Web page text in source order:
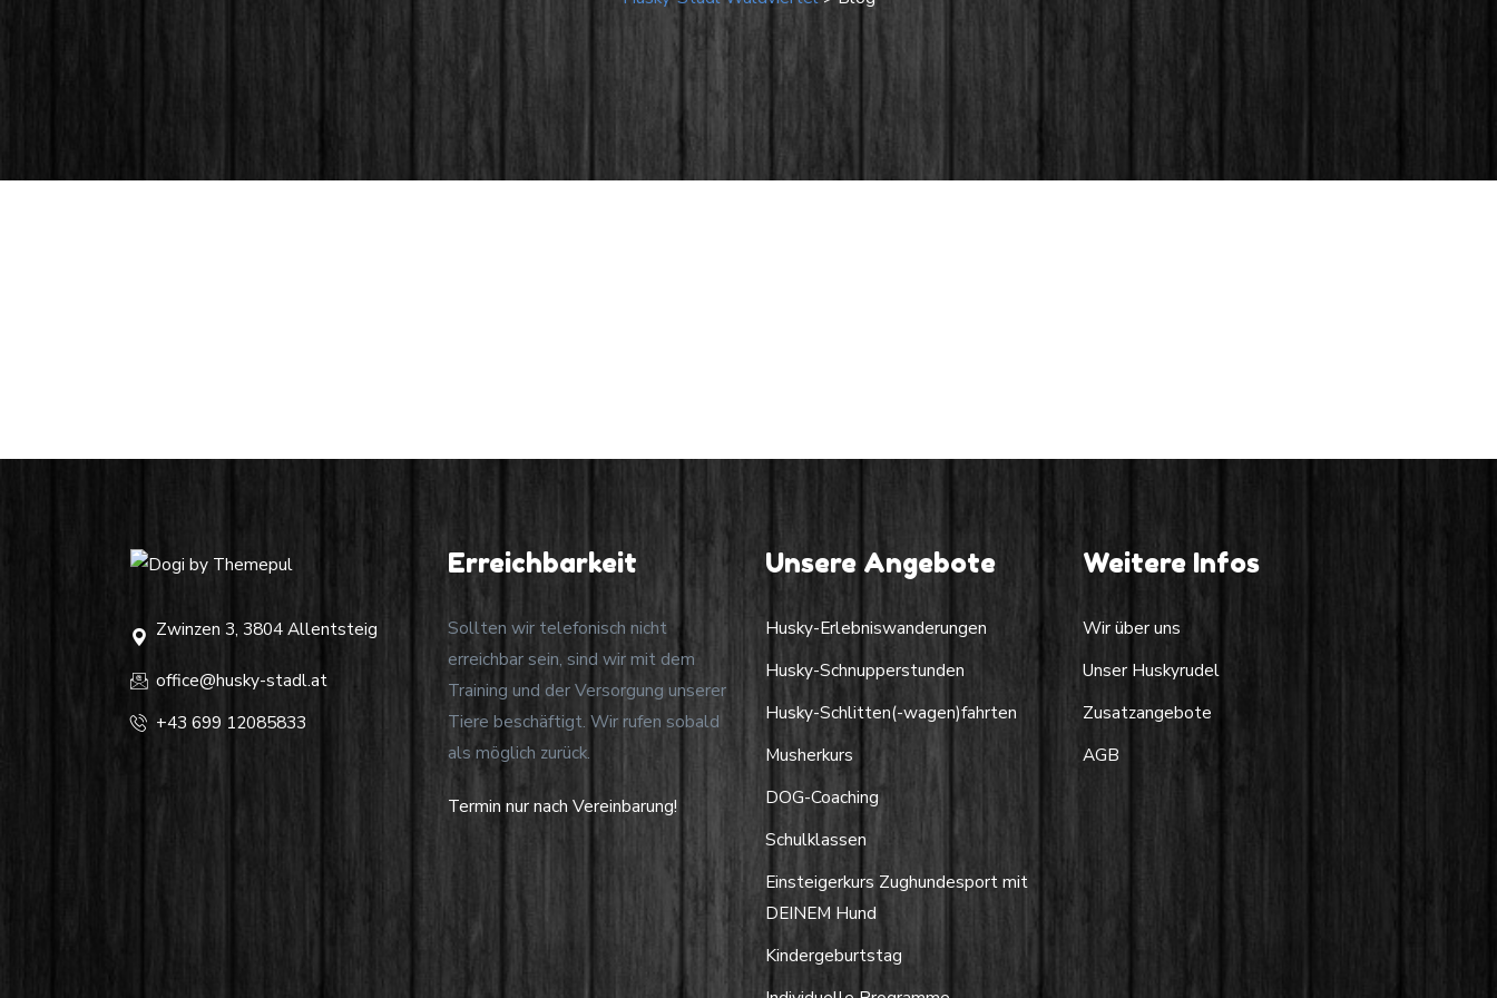
Zwinzen 3, 3804 Allentsteig
office@husky-stadl.at
+43 699 12085833
Erreichbarkeit
Sollten wir telefonisch nicht
erreichbar sein, sind wir mit dem
Training und der Versorgung unserer
Tiere beschäftigt. Wir rufen sobald
als möglich zurück.
Termin nur nach Vereinbarung!
Unsere Angebote
Husky-Erlebniswanderungen
Husky-Schnupperstunden
Husky-Schlitten(-wagen)fahrten
Musherkurs
DOG-Coaching
Schulklassen
Einsteigerkurs Zughundesport mit
DEINEM Hund
Kindergeburtstag
Weitere Infos
Wir über uns
Unser Huskyrudel
Zusatzangebote
AGB